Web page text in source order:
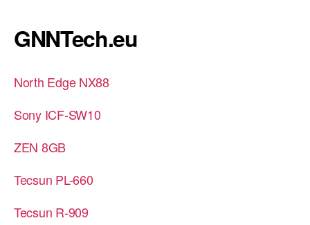
GNNTech.eu
North Edge NX88
Sony ICF-SW10
ZEN 8GB
Tecsun PL-660
Tecsun R-909